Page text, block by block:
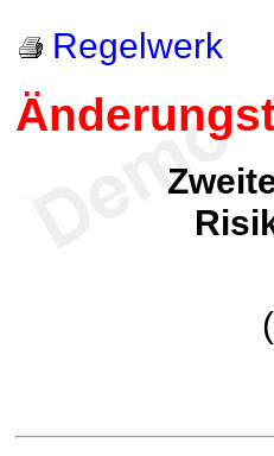
Regelwerk